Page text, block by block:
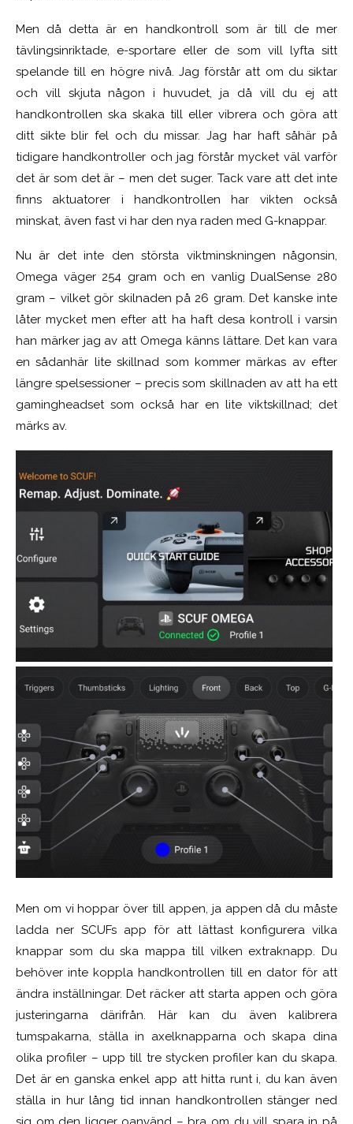
Men då detta är en handkontroll som är till de mer
tävlingsinriktade, e-sportare eller de som vill lyfta sitt
spelande till en högre nivå. Jag förstår att om du siktar
och vill skjuta någon i huvudet, ja då vill du ej att
handkontrollen ska skaka till eller vibrera och göra att
ditt sikte blir fel och du missar. Jag har haft såhär på
tidigare handkontroller och jag förstår mycket väl varför
det är som det är – men det suger. Tack vare att det inte
finns aktuatorer i handkontrollen har vikten också
minskat, även fast vi har den nya raden med G-knappar.
Nu är det inte den största viktminskningen någonsin,
Omega väger 254 gram och en vanlig DualSense 280
gram – vilket gör skilnaden på 26 gram. Det kanske inte
låter mycket men efter att ha haft desa kontroll i varsin
han märker jag av att Omega känns lättare. Det kan vara
en sådanhär lite skillnad som kommer märkas av efter
längre spelsessioner – precis som skillnaden av att ha ett
gamingheadset som också har en lite viktskillnad; det
märks av.
Men om vi hoppar över till appen, ja appen då du måste
ladda ner SCUFs app för att lättast konfigurera vilka
knappar som du ska mappa till vilken extraknapp. Du
behöver inte koppla handkontrollen till en dator för att
ändra inställningar. Det räcker att starta appen och göra
justeringarna därifrån. Här kan du även kalibrera
tumspakarna, ställa in axelknapparna och skapa dina
olika profiler – upp till tre stycken profiler kan du skapa.
Det är en ganska enkel app att hitta runt i, du kan även
ställa in hur lång tid innan handkontrollen stänger ned